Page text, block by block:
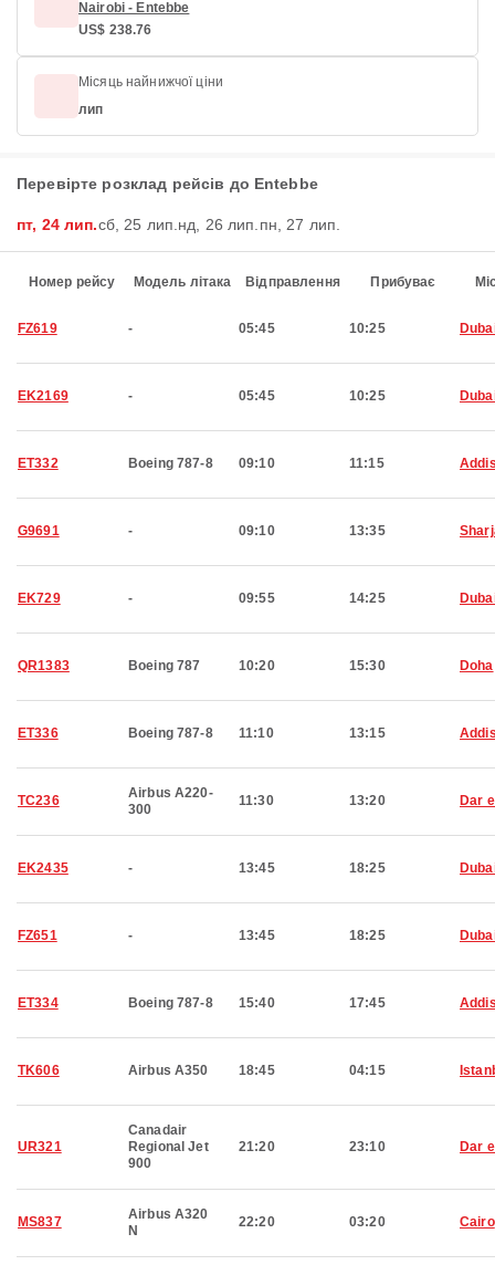
Nairobi - Entebbe
US$ 238.76
Місяць найнижчої ціни
лип
Перевірте розклад рейсів до Entebbe
пт, 24 лип.сб, 25 лип. нд, 26 лип. пн, 27 лип.
Номер рейсу Модель літака Відправлення Прибуває
FZ619 - 05:45 10:25
EK2169 - 05:45 10:25
ET332 Boeing 787-8 09:10 11:15
G9691 - 09:10 13:35
EK729 - 09:55 14:25
QR1383 Boeing 787 10:20 15:30 Doha
ET336 Boeing 787-8 11:10 13:15
TC236
Airbus A220-
300
11:30 13:20 Dar
EK2435 - 13:45 18:25
FZ651 - 13:45 18:25
ET334 Boeing 787-8 15:40 17:45
TK606 Airbus A350 18:45 04:15
UR321
Canadair
Regional Jet
900
21:20 23:10 Dar
MS837
Airbus A320
N
22:20 03:20 Cairo